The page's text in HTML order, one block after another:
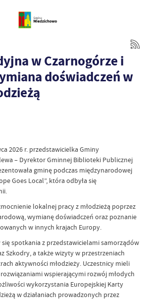
w Czarnogórze i
doświadczeń w
2026 r. przedstawicielka Gminy
– Dyrektor Gminnej Biblioteki Publicznej
gminę podczas międzynarodowej
Goes Local”, która odbyła się
lokalnej pracy z młodzieżą poprzez
wymianę doświadczeń oraz poznanie
w innych krajach Europy.
się spotkania z przedstawicielami samorządów
Szkodry, a także wizyty w przestrzeniach
aktywności młodzieży. Uczestnicy mieli
wspierającymi rozwój młodych
wykorzystania Europejskiej Karty
w działaniach prowadzonych przez